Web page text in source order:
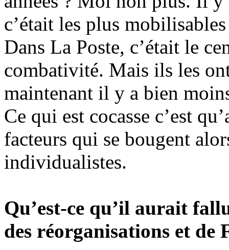
c’était les plus
Dans La Poste, c’était le
combativité. Mais ils les
maintenant il y a bien
Ce qui est cocasse c’est
facteurs qui se bougent
individualistes.
Qu’est-ce qu’il aurait
des réorganisations et de